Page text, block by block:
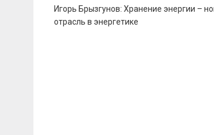
Навигация
по
Игорь Брызгунов: Хранение энергии –
отрасль в энергетике